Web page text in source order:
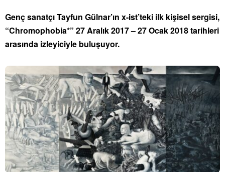
Genç sanatçı Tayfun Gülnar’ın x-ist’teki ilk kişisel sergisi,
“Chromophobia*” 27 Aralık 2017 – 27 Ocak 2018 tarihleri
arasında izleyiciyle buluşuyor.